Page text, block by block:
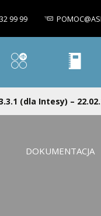
99 99
(dla Intesy) –
DOKUMENTACJA